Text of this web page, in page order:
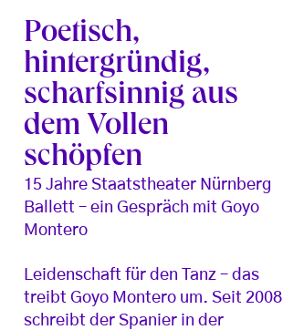
Poetisch,
hintergründig,
scharfsinnig aus
dem Vollen
schöpfen
15 Jahre Staatstheater Nürnberg
Ballett – ein Gespräch mit Goyo
Montero
Leidenschaft für den Tanz – das
treibt Goyo Montero um. Seit 2008
schreibt der Spanier in der